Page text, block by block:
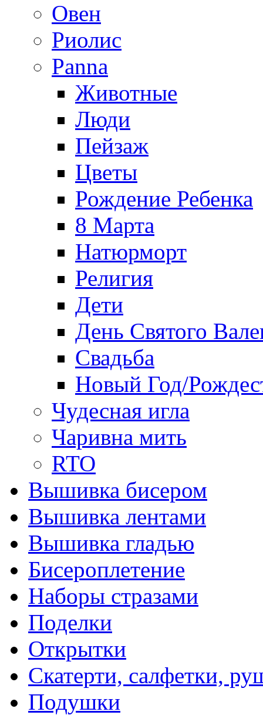
Овен
Риолис
Panna
Животные
Люди
Пейзаж
Цветы
Рождение Ребенка
8 Марта
Натюрморт
Религия
Дети
День Святого
Свадьба
Новый Год/
Чудесная игла
Чаривна мить
RTO
Вышивка бисером
Вышивка лентами
Вышивка гладью
Бисероплетение
Наборы стразами
Поделки
Открытки
Скатерти, салфетки,
Подушки